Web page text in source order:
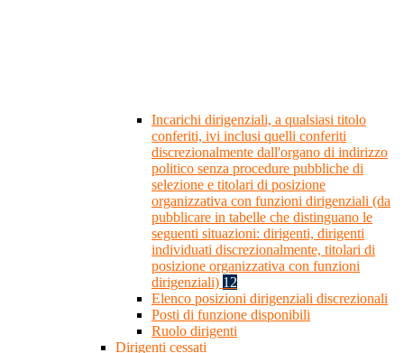
Incarichi dirigenziali, a qualsiasi titolo
conferiti, ivi inclusi quelli conferiti
discrezionalmente dall'organo di indirizzo
politico senza procedure pubbliche di
selezione e titolari di posizione
organizzativa con funzioni dirigenziali (da
pubblicare in tabelle che distinguano le
seguenti situazioni: dirigenti, dirigenti
individuati discrezionalmente, titolari di
posizione organizzativa con funzioni
dirigenziali) 12
Elenco posizioni dirigenziali discrezionali
Posti di funzione disponibili
Ruolo dirigenti
Dirigenti cessati